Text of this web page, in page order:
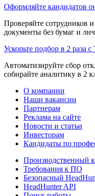
Оформляйте кандидатов
Проверяйте сотрудников
документы без бумаг и
Ускорьте подбор в 2 раза с
Автоматизируйте сбор
собирайте аналитику в 2
О компании
Наши вакансии
Партнерам
Реклама на сайте
Новости и статьи
Инвесторам
Кандидаты по
Производственный
Требования к ПО
Безопасный
HeadHunter API